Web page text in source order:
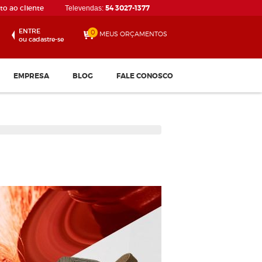
ao cliente Televendas: 54 3027-1377
ENTRE
ou cadastre-se
0 MEUS ORÇAMENTOS
Disco de Corte 115 x 1.0...
EMPRESA BLOG FALE CONOSCO